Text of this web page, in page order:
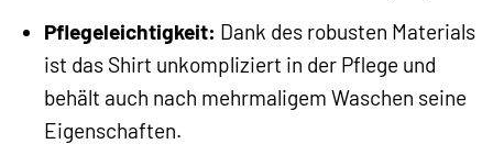
Pflegeleichtigkeit: Dank des robusten Materials
ist das Shirt unkompliziert in der Pflege und
behält auch nach mehrmaligem Waschen seine
Eigenschaften.